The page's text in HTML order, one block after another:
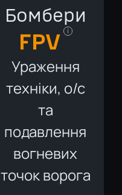
Бомбери
FPV i
Ураження
техніки, о/с
та
подавлення
вогневих
точок ворога